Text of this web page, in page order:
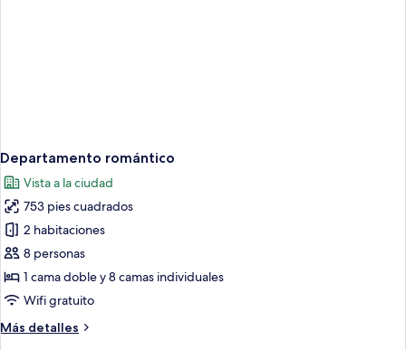
Departamento romántico
Vista a la ciudad
753 pies cuadrados
2 habitaciones
8 personas
1 cama doble y 8 camas individuales
Wifi gratuito
Más detalles
Más